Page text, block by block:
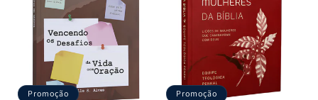
Promoção Promoção